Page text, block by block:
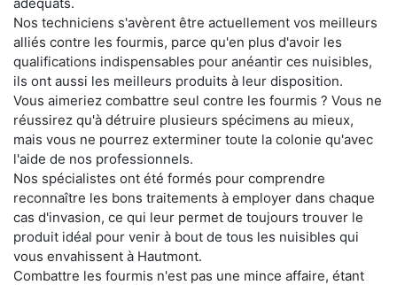
Nos techniciens s'avèrent être actuellement vos meilleurs
alliés contre les fourmis, parce qu'en plus d'avoir les
qualifications indispensables pour anéantir ces nuisibles,
ils ont aussi les meilleurs produits à leur disposition.
Vous aimeriez combattre seul contre les fourmis ? Vous ne
réussirez qu'à détruire plusieurs spécimens au mieux,
mais vous ne pourrez exterminer toute la colonie qu'avec
l'aide de nos professionnels.
Nos spécialistes ont été formés pour comprendre
reconnaître les bons traitements à employer dans chaque
cas d'invasion, ce qui leur permet de toujours trouver le
produit idéal pour venir à bout de tous les nuisibles qui
vous envahissent à Hautmont.
Combattre les fourmis n'est pas une mince affaire, étant